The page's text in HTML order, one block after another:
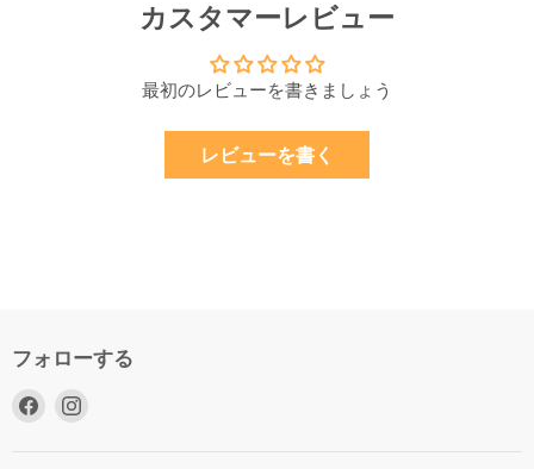
カスタマーレビュー
最初のレビューを書きましょう
レビューを書く
フォローする
Facebook